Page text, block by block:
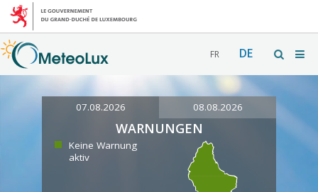
FR DE
07.08.2026 08.08.2026
WARNUNGEN
Keine Warnung
aktiv